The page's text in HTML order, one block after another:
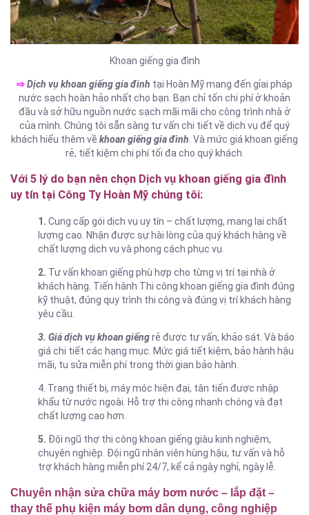
Khoan giếng gia đình
⇨Dịch vụ khoan giếng gia đình tại Hoàn Mỹ mang đến gỉai pháp
nước sạch hoàn hảo nhất cho bạn. Bạn chỉ tốn chi phí ở khoản
đầu và sở hữu nguồn nước sạch mãi mãi cho công trình nhà ở
của mình. Chúng tôi sẵn sàng tư vấn chi tiết về dịch vụ để quý
khách hiểu thêm về khoan giếng gia đình . Và mức giá khoan giếng
rẻ, tiết kiệm chi phí tối đa cho quý khách.
Với 5 lý do bạn nên chọn Dịch vụ khoan giếng gia đình
uy tín tại Công Ty Hoàn Mỹ chúng tôi:
1. Cung cấp gói dịch vụ uy tín – chất lượng, mang lại chất
lượng cao. Nhận được sự hài lòng của quý khách hàng về
chất lượng dịch vụ và phong cách phục vụ.
2. Tư vấn khoan giếng phù hợp cho từng vị trí tại nhà ở
khách hàng. Tiến hành Thi công khoan giếng gia đình đúng
kỹ thuật, đúng quy trình thi công và đúng vị trí khách hàng
yêu cầu.
3. Giá dịch vụ khoan giếngrẻ được tư vấn, khảo sát. Và báo
giá chi tiết các hạng mục. Mức giá tiết kiệm, bảo hành hậu
mãi, tu sửa miễn phí trong thời gian bảo hành.
4. Trang thiết bị, máy móc hiện đại, tân tiến được nhập
khẩu từ nước ngoài. Hỗ trợ thi công nhanh chóng và đạt
chất lượng cao hơn.
5. Đội ngũ thợ thi công khoan giếng giàu kinh nghiệm,
chuyên nghiệp. Đội ngũ nhân viên hùng hậu, tư vấn và hỗ
trợ khách hàng miễn phí 24/7, kể cả ngày nghỉ, ngày lễ.
Chuyên nhận sửa chữa máy bơm nước – lắp đặt –
thay thế phụ kiện máy bơm dân dụng, công nghiệp